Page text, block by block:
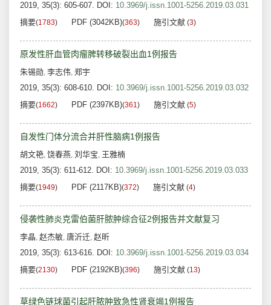
2019, 35(3): 605-607. DOI: 10.3969/j.issn.1001-5256.2019.03.031
摘要(1783) PDF (3042KB)(363) 施引文献 (3)
原发性肝血管肉瘤脾转移破裂出血1例报告
朱锡勋, 李志伟, 郑宇
2019, 35(3): 608-610. DOI: 10.3969/j.issn.1001-5256.2019.03.032
摘要(1662) PDF (2397KB)(361) 施引文献 (5)
自发性门体分流合并肝性脑病1例报告
胡文艳, 饶春燕, 刘华宝, 王雅楠
2019, 35(3): 611-612. DOI: 10.3969/j.issn.1001-5256.2019.03.033
摘要(1949) PDF (2117KB)(372) 施引文献 (4)
侵袭性肺炎克雷伯菌肝脓肿综合征2例报告并文献复习
李晶, 赵杰敏, 唐沂迁, 赵昕
2019, 35(3): 613-616. DOI: 10.3969/j.issn.1001-5256.2019.03.034
摘要(2130) PDF (2192KB)(396) 施引文献 (13)
草绿色链球菌引起肝脓肿致急性肾衰竭1例报告